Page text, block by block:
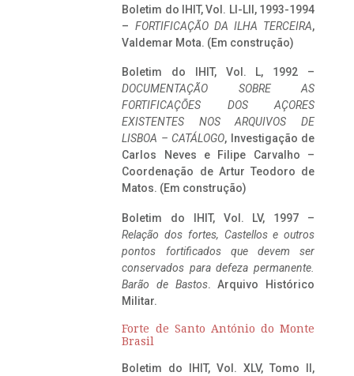
Boletim do IHIT, Vol. LI-LII, 1993-1994
– FORTIFICAÇÃO DA ILHA TERCEIRA,
Valdemar Mota. (Em construção)
Boletim do IHIT, Vol. L, 1992 –
DOCUMENTAÇÃO SOBRE AS
FORTIFICAÇÕES DOS AÇORES
EXISTENTES NOS ARQUIVOS DE
LISBOA – CATÁLOGO, Investigação de
Carlos Neves e Filipe Carvalho –
Coordenação de Artur Teodoro de
Matos. (Em construção)
Boletim do IHIT, Vol. LV, 1997 –
Relação dos fortes, Castellos e outros
pontos fortificados que devem ser
conservados para defeza permanente.
Barão de Bastos. Arquivo Histórico
Militar.
Forte de Santo António do Monte
Brasil
Boletim do IHIT, Vol. XLV, Tomo II,